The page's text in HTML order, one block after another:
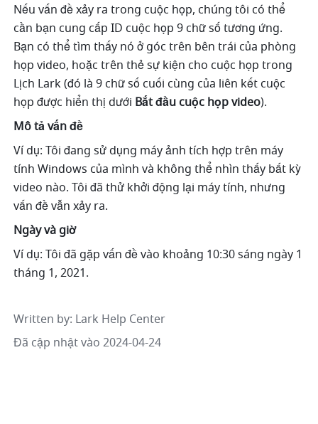
Nếu vấn đề xảy ra trong cuộc họp, chúng tôi có thể
cần bạn cung cấp ID cuộc họp 9 chữ số tương ứng.
Bạn có thể tìm thấy nó ở góc trên bên trái của phòng
họp video, hoặc trên thẻ sự kiện cho cuộc họp trong
Lịch Lark (đó là 9 chữ số cuối cùng của liên kết cuộc
họp được hiển thị dưới Bắt đầu cuộc họp video).
Mô tả vấn đề
Ví dụ: Tôi đang sử dụng máy ảnh tích hợp trên máy
tính Windows của mình và không thể nhìn thấy bất kỳ
video nào. Tôi đã thử khởi động lại máy tính, nhưng
vấn đề vẫn xảy ra.
Ngày và giờ
Ví dụ: Tôi đã gặp vấn đề vào khoảng 10:30 sáng ngày 1
tháng 1, 2021.
Written by: Lark Help Center
Đã cập nhật vào 2024-04-24